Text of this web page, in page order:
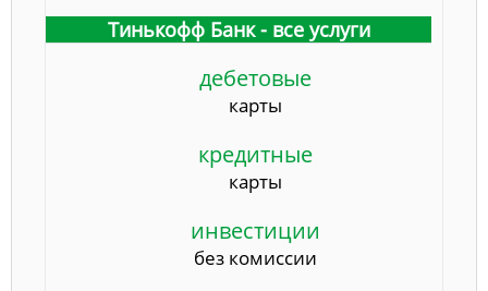
Тинькофф Банк - все услуги
дебетовые
карты
кредитные
карты
инвестиции
без комиссии